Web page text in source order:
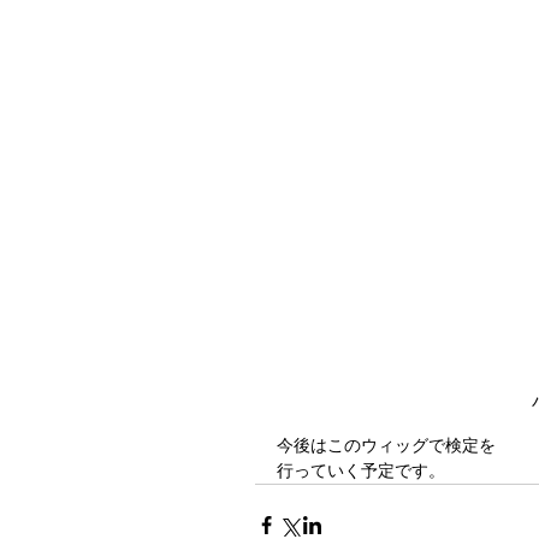
今後はこのウィッグで検定を
行っていく予定です。